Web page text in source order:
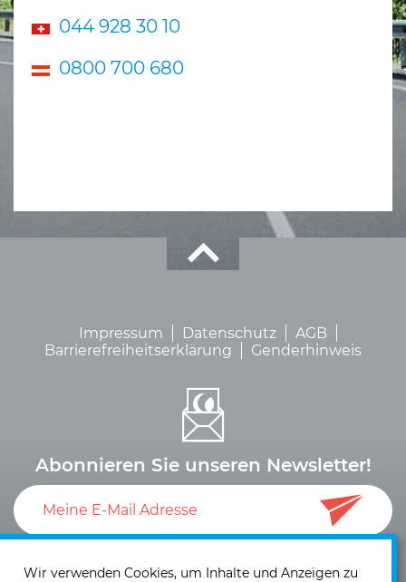
044 928 30 10
0800 700 680
Impressum Datenschutz
AGB
Barrierefreiheitserklärung
Genderhinweis
Abonnieren Sie unseren Newsletter!
Einwilligung zum Versand von Neuigkeiten und
Wir verwenden Cookies, um Inhalte und Anzeigen zu